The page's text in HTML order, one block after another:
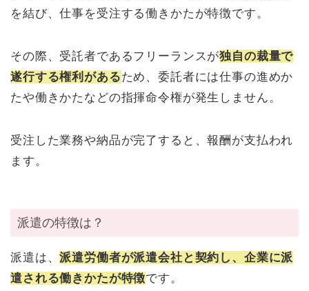
を結び、仕事を受注する働きかたが特徴です。
その際、受託者であるフリーランスが独自の裁量で
遂行する権利があるため、委託者には仕事の進めか
たや働きかたなどの指揮命令権が発生しません。
受注した業務や納品が完了すると、報酬が支払われ
ます。
派遣の特徴は？
派遣は、派遣労働者が派遣会社と契約し、企業に派
遣される働きかたが特徴です。